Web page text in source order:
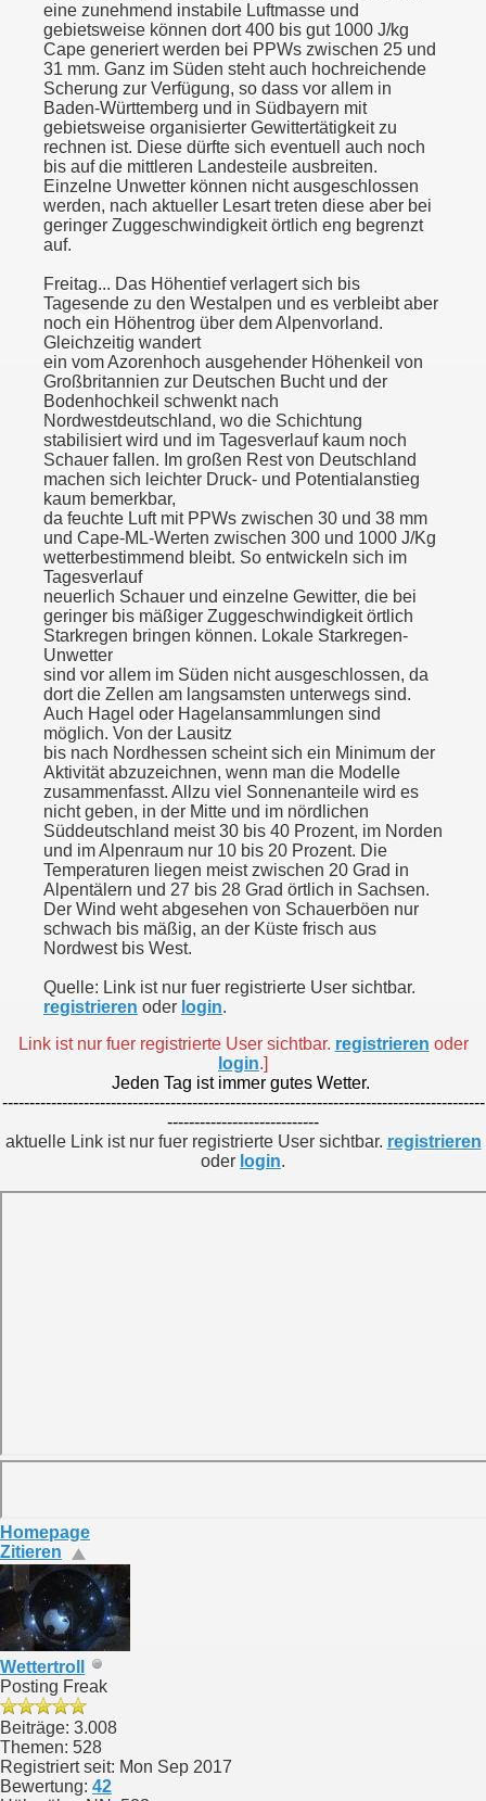
eine zunehmend instabile Luftmasse und
gebietsweise können dort 400 bis gut 1000 J/kg
Cape generiert werden bei PPWs zwischen 25 und
31 mm. Ganz im Süden steht auch hochreichende
Scherung zur Verfügung, so dass vor allem in
Baden-Württemberg und in Südbayern mit
gebietsweise organisierter Gewittertätigkeit zu
rechnen ist. Diese dürfte sich eventuell auch noch
bis auf die mittleren Landesteile ausbreiten.
Einzelne Unwetter können nicht ausgeschlossen
werden, nach aktueller Lesart treten diese aber bei
geringer Zuggeschwindigkeit örtlich eng begrenzt
auf.
Freitag... Das Höhentief verlagert sich bis
Tagesende zu den Westalpen und es verbleibt aber
noch ein Höhentrog über dem Alpenvorland.
Gleichzeitig wandert
ein vom Azorenhoch ausgehender Höhenkeil von
Großbritannien zur Deutschen Bucht und der
Bodenhochkeil schwenkt nach
Nordwestdeutschland, wo die Schichtung
stabilisiert wird und im Tagesverlauf kaum noch
Schauer fallen. Im großen Rest von Deutschland
machen sich leichter Druck- und Potentialanstieg
kaum bemerkbar,
da feuchte Luft mit PPWs zwischen 30 und 38 mm
und Cape-ML-Werten zwischen 300 und 1000 J/Kg
wetterbestimmend bleibt. So entwickeln sich im
Tagesverlauf
neuerlich Schauer und einzelne Gewitter, die bei
geringer bis mäßiger Zuggeschwindigkeit örtlich
Starkregen bringen können. Lokale Starkregen-
Unwetter
sind vor allem im Süden nicht ausgeschlossen, da
dort die Zellen am langsamsten unterwegs sind.
Auch Hagel oder Hagelansammlungen sind
möglich. Von der Lausitz
bis nach Nordhessen scheint sich ein Minimum der
Aktivität abzuzeichnen, wenn man die Modelle
zusammenfasst. Allzu viel Sonnenanteile wird es
nicht geben, in der Mitte und im nördlichen
Süddeutschland meist 30 bis 40 Prozent, im Norden
und im Alpenraum nur 10 bis 20 Prozent. Die
Temperaturen liegen meist zwischen 20 Grad in
Alpentälern und 27 bis 28 Grad örtlich in Sachsen.
Der Wind weht abgesehen von Schauerböen nur
schwach bis mäßig, an der Küste frisch aus
Nordwest bis West.
Quelle: Link ist nur fuer registrierte User sichtbar.
registrieren oder login.
Link ist nur fuer registrierte User sichtbar. registrieren oder
login.]
Jeden Tag ist immer gutes Wetter.
-----------------------------------------------------------------------------------------
----------------------------
aktuelle Link ist nur fuer registrierte User sichtbar. registrieren
oder login.
Homepage
Zitieren
Wettertroll
Posting Freak
Beiträge: 3.008
Themen: 528
Registriert seit: Mon Sep 2017
Bewertung: 42